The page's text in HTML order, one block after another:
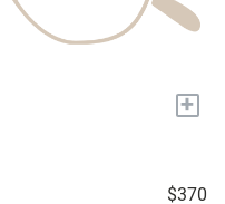
+
$370